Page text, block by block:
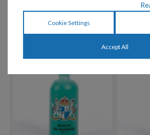
Cookie Settings
Accept All